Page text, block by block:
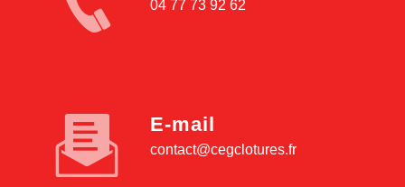
04 77 73 92 62
E-mail
contact@cegclotures.fr